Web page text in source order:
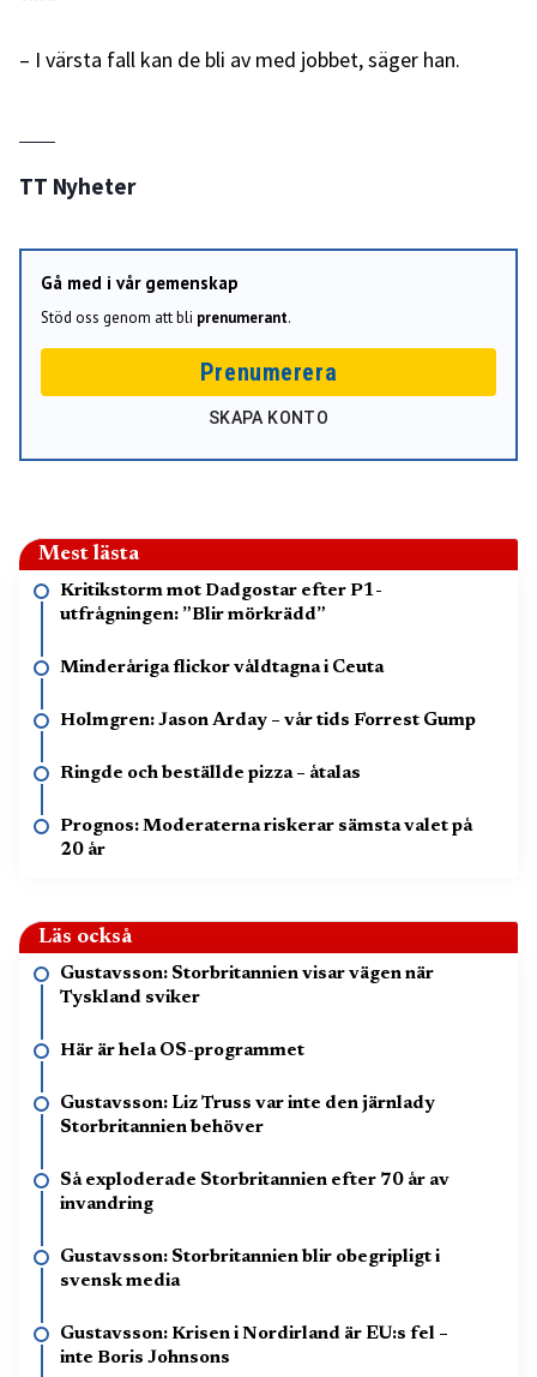
– I värsta fall kan de bli av med jobbet, säger han.
TT Nyheter
Gå med i vår gemenskap
Stöd oss genom att bli prenumerant.
Prenumerera
SKAPA KONTO
Mest lästa
Kritikstorm mot Dadgostar efter P1-
utfrågningen: ”Blir mörkrädd”
Minderåriga flickor våldtagna i Ceuta
Holmgren: Jason Arday – vår tids Forrest Gump
Ringde och beställde pizza – åtalas
Prognos: Moderaterna riskerar sämsta valet på
20 år
Läs också
Gustavsson: Storbritannien visar vägen när
Tyskland sviker
Här är hela OS-programmet
Gustavsson: Liz Truss var inte den järnlady
Storbritannien behöver
Så exploderade Storbritannien efter 70 år av
invandring
Gustavsson: Storbritannien blir obegripligt i
svensk media
Gustavsson: Krisen i Nordirland är EU:s fel –
inte Boris Johnsons